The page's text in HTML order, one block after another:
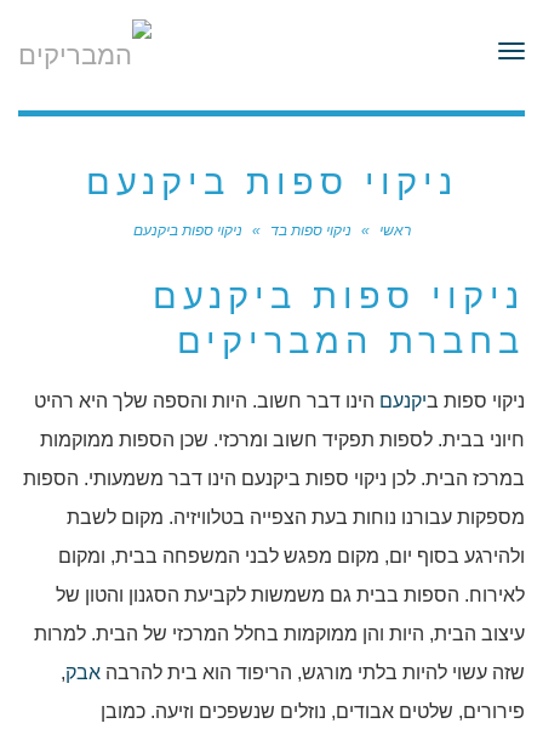
תפריט
ניקוי ספות ביקנעם
ראשי » ניקוי ספות בד » ניקוי ספות ביקנעם
ניקוי ספות ביקנעם
בחברת המבריקים
ניקוי ספות ביקנעם הינו דבר חשוב. היות והספה שלך היא רהיט
חיוני בבית. לספות תפקיד חשוב ומרכזי. שכן הספות ממוקמות
במרכז הבית. לכן ניקוי ספות ביקנעם הינו דבר משמעותי. הספות
מספקות עבורנו נוחות בעת הצפייה בטלוויזיה. מקום לשבת
ולהירגע בסוף יום, מקום מפגש לבני המשפחה בבית, ומקום
לאירוח. הספות בבית גם משמשות לקביעת הסגנון והטון של
עיצוב הבית, היות והן ממוקמות בחלל המרכזי של הבית. למרות
שזה עשוי להיות בלתי מורגש, הריפוד הוא בית להרבה אבק,
פירורים, שלטים אבודים, נוזלים שנשפכים וזיעה. כמובן